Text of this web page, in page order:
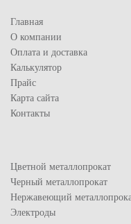
Главная
О компании
Оплата и доставка
Калькулятор
Прайс
Карта сайта
Контакты
Цветной металлопрокат
Черный металлопрокат
Нержавеющий
Электроды